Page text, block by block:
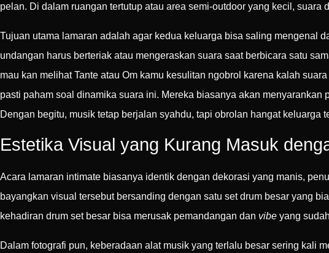
pelan. Di dalam ruangan tertutup atau area semi-outdoor yang kecil,
Tujuan utama lamaran adalah agar kedua keluarga bisa saling mengenal
undangan harus berteriak atau mengeraskan suara saat berbicara satu
mau kan melihat Tante atau Om kamu kesulitan ngobrol karena kalah
pasti paham soal dinamika suara ini. Mereka biasanya akan
Dengan begitu, musik tetap berjalan syahdu, tapi obrolan hangat keluarga
Estetika Visual yang Kurang Masuk
Acara lamaran intimate biasanya identik dengan dekorasi yang manis,
bayangkan visual tersebut bersanding dengan satu set drum besar yang
kehadiran drum set besar bisa merusak pemandangan dan vibe yang
Dalam fotografi pun, keberadaan alat musik yang terlalu besar sering kali